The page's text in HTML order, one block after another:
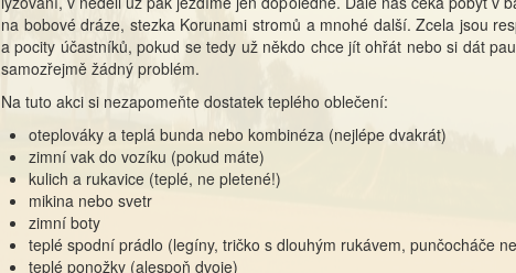
na bobové dráze, stezka Korunami stromů a mnohé další. Zcela jsou
a pocity účastníků, pokud se tedy už někdo chce jít ohřát nebo si dát
samozřejmě žádný problém.
Na tuto akci si nezapomeňte dostatek teplého oblečení:
oteplováky a teplá bunda nebo kombinéza (nejlépe dvakrát)
zimní vak do vozíku (pokud máte)
kulich a rukavice (teplé, ne pletené!)
mikina nebo svetr
zimní boty
teplé spodní prádlo (legíny, tričko s dlouhým rukávem, punčocháče
teplé ponožky (alespoň dvoje)